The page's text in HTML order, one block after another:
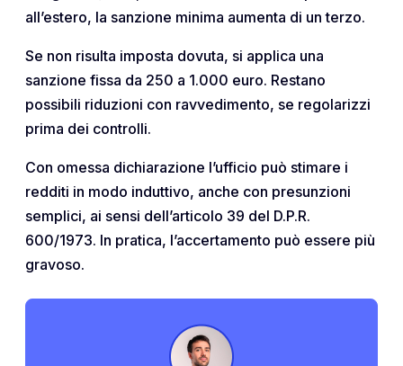
all’estero, la sanzione minima aumenta di un terzo.
Se non risulta imposta dovuta, si applica una
sanzione fissa da 250 a 1.000 euro. Restano
possibili riduzioni con ravvedimento, se regolarizzi
prima dei controlli.
Con omessa dichiarazione l’ufficio può stimare i
redditi in modo induttivo, anche con presunzioni
semplici, ai sensi dell’articolo 39 del D.P.R.
600/1973. In pratica, l’accertamento può essere più
gravoso.